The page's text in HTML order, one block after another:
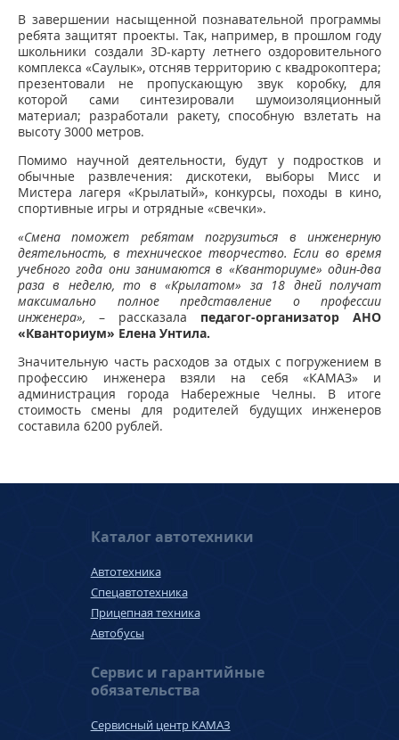
В завершении насыщенной познавательной программы
ребята защитят проекты. Так, например, в прошлом году
школьники создали 3D-карту летнего оздоровительного
комплекса «Саулык», отсняв территорию с квадрокоптера;
презентовали не пропускающую звук коробку, для
которой сами синтезировали шумоизоляционный
материал; разработали ракету, способную взлетать на
высоту 3000 метров.
Помимо научной деятельности, будут у подростков и
обычные развлечения: дискотеки, выборы Мисс и
Мистера лагеря «Крылатый», конкурсы, походы в кино,
спортивные игры и отрядные «свечки».
«Смена поможет ребятам погрузиться в инженерную
деятельность, в техническое творчество. Если во время
учебного года они занимаются в «Кванториуме» один-два
раза в неделю, то в «Крылатом» за 18 дней получат
максимально полное представление о профессии
инженера», – рассказала педагог-организатор АНО
«Кванториум» Елена Унтила.
Значительную часть расходов за отдых с погружением в
профессию инженера взяли на себя «КАМАЗ» и
администрация города Набережные Челны. В итоге
стоимость смены для родителей будущих инженеров
составила 6200 рублей.
Каталог автотехники
Автотехника
Спецавтотехника
Прицепная техника
Автобусы
Сервис и гарантийные
обязательства
Сервисный центр КАМАЗ